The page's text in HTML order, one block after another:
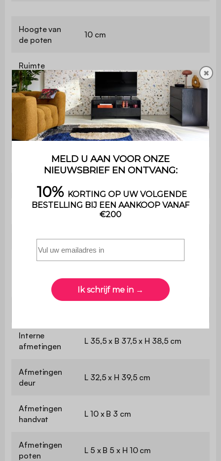
Hoogte van
de poten
10 cm
Ruimte
tussen de
poten
28 cm
Maximaal
ondersteund
gewicht
10 kg
5,4 kg
Bevat hout
Gebruik Binnen
Garantie 2 jaar
De montage is heel eenvoudig ,
meegeleverd
Interne
afmetingen
L 35,5 x B 37,5 x H 38,5 cm
Afmetingen
deur
L 32,5 x H 39,5 cm
Afmetingen
handvat
L 10 x B 3 cm
Afmetingen
poten
L 5 x B 5 x H 10 cm
✖